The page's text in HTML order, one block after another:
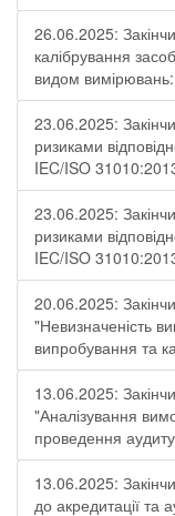
26.06.2025:
калібрування
видом
23.06.2025:
ризиками
IEC/ISO
23.06.2025:
ризиками
IEC/ISO
20.06.2025:
"Невизначеність
випробування та
13.06.2025:
"Аналізування
проведення
13.06.2025:
до акредитації та